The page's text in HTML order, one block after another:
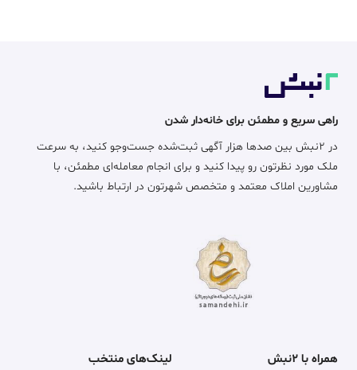
راهی سریع و مطمئن برای خانه‌دار شدن
در ۲نبش بین صدها هزار آگهی ثبت‌شده جست‌وجو کنید، به سرعت
ملک مورد نظرتون رو پیدا کنید و برای انجام معامله‌ای مطمئن، با
مشاورین املاک معتمد و متخصص شهرتون در ارتباط باشید.
همراه با ۲نبش لینک‌های منتخب